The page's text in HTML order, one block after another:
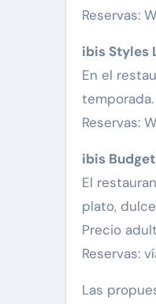
Reservas:
ibis Styles
En el
Reservas:
ibis
El
plato,
Precio
Reservas:
Las